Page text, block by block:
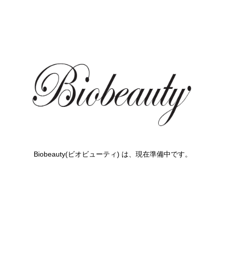
Biobeauty(ビオビューティ) は、現在準備中です。